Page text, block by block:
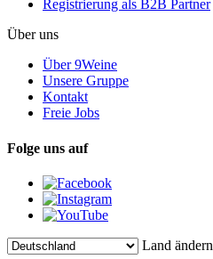
Registrierung als B2B Partner
Über uns
Über 9Weine
Unsere Gruppe
Kontakt
Freie Jobs
Folge uns auf
Land ändern